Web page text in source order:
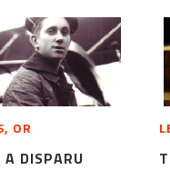
OR
DISPARU